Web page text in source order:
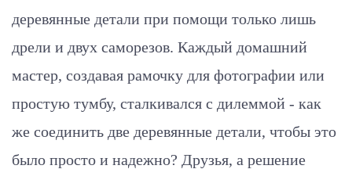
деревянные детали при помощи только лишь
дрели и двух саморезов. Каждый домашний
мастер, создавая рамочку для фотографии или
простую тумбу, сталкивался с дилеммой - как
же соединить две деревянные детали, чтобы это
было просто и надежно? Друзья, а решение